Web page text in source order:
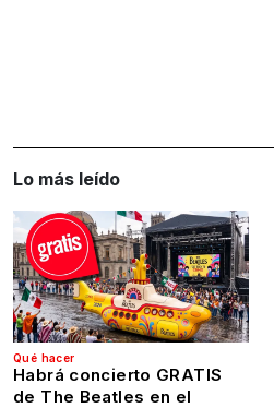
Lo más leído
Qué hacer
Habrá concierto GRATIS
de The Beatles en el